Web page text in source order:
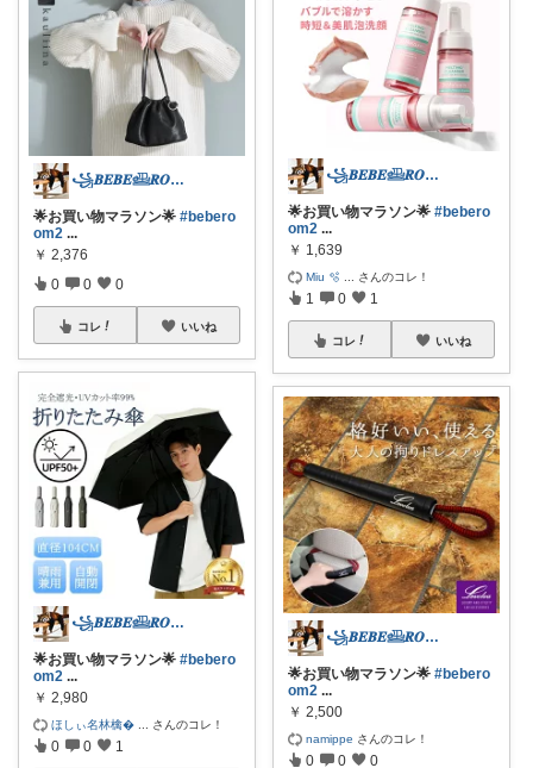
꧁𝑩𝑬𝑩𝑬𓊝𝑹𝑶𝑶𝑴꧂
🌟お買い物マラソン🌟 #bebero
om2 ...
￥ 2,376
0 0 0
コレ いいね
꧁𝑩𝑬𝑩𝑬𓊝𝑹𝑶𝑶𝑴꧂
🌟お買い物マラソン🌟 #bebero
om2 ...
￥ 2,980
ほしぃ名林檎 さんのコレ！
0 0 1
꧁𝑩𝑬𝑩𝑬𓊝𝑹𝑶𝑶𝑴꧂
🌟お買い物マラソン🌟 #bebero
om2 ...
￥ 1,639
Miu 🫧 さんのコレ！
1 0 1
コレ いいね
꧁𝑩𝑬𝑩𝑬𓊝𝑹𝑶𝑶𝑴꧂
🌟お買い物マラソン🌟 #bebero
om2 ...
￥ 2,500
namippe さんのコレ！
0 0 0